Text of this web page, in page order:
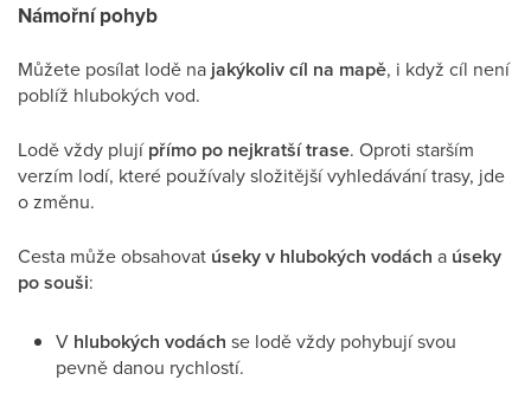
Námořní pohyb
Můžete posílat lodě na jakýkoliv cíl na mapě, i když cíl není
poblíž hlubokých vod.
Lodě vždy plujípřímo po nejkratší trase. Oproti starším
verzím lodí, které používaly složitější vyhledávání trasy, jde
o změnu.
Cesta může obsahovat úseky v hlubokých vodách a úseky
po souši:
V hlubokých vodách se lodě vždy pohybují svou
pevně danou rychlostí.